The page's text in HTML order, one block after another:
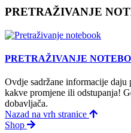
PRETRAŽIVANJE
PRETRAŽIVANJE
Ovdje sadržane informacije
kakve promjene ili odstupanja!
dobavljača.
Nazad na vrh stranice
Shop